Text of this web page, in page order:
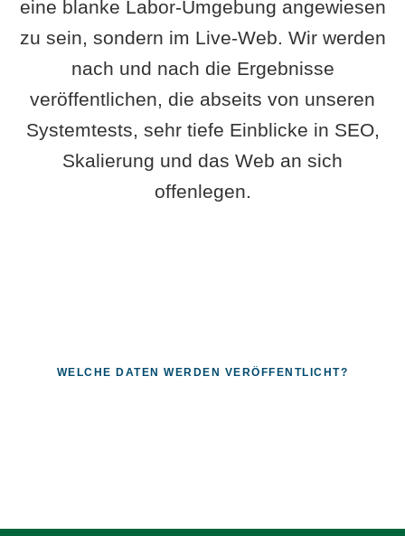
eine blanke Labor-Umgebung angewiesen
zu sein, sondern im Live-Web. Wir werden
nach und nach die Ergebnisse
veröffentlichen, die abseits von unseren
Systemtests, sehr tiefe Einblicke in SEO,
Skalierung und das Web an sich
offenlegen.
WELCHE DATEN WERDEN VERÖFFENTLICHT?